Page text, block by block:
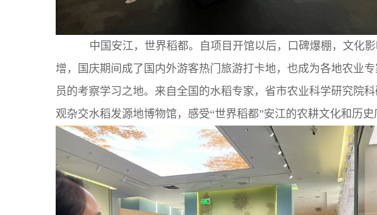
中国安江，世界稻都。自项目开馆以后，口碑爆棚，文化影
增，国庆期间成了国内外游客热门旅游打卡地，也成为各地农业
员的考察学习之地。来自全国的水稻专家，省市农业科学研究院
观杂交水稻发源地博物馆，感受“世界稻都”安江的农耕文化和历史